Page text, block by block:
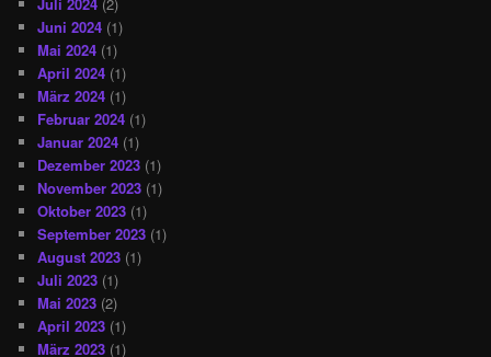
Juli 2024 (2)
Juni 2024 (1)
Mai 2024 (1)
April 2024 (1)
März 2024 (1)
Februar 2024 (1)
Januar 2024 (1)
Dezember 2023 (1)
November 2023 (1)
Oktober 2023 (1)
September 2023 (1)
August 2023 (1)
Juli 2023 (1)
Mai 2023 (2)
April 2023 (1)
März 2023 (1)